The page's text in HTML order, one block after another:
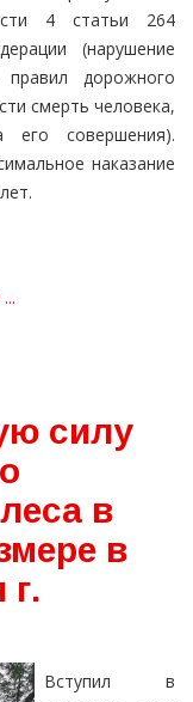
4 статьи 264
(нарушение
дорожного
смерть человека,
его совершения).
наказание
силу
в
в
г.
Вступил в